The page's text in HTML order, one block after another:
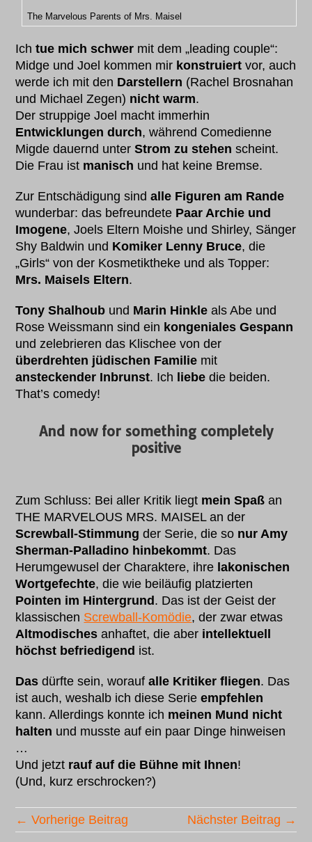
The Marvelous Parents of Mrs. Maisel
Ichtue mich schwer mit dem „leading couple“:
Midge und Joel kommen mir konstruiert vor, auch
werde ich mit den Darstellern (Rachel Brosnahan
und Michael Zegen) nicht warm.
Der struppige Joel macht immerhin
Entwicklungen durch, während Comedienne
Migde dauernd unterStrom zu stehen scheint.
Die Frau ist manisch und hat keine Bremse.
Zur Entschädigung sindalle Figuren am Rande
wunderbar: das befreundete Paar Archie und
Imogene, Joels Eltern Moishe und Shirley, Sänger
Shy Baldwin und Komiker Lenny Bruce, die
„Girls“ von der Kosmetiktheke und als Topper:
Mrs. Maisels Eltern.
Tony Shalhoub und Marin Hinkle als Abe und
Rose Weissmann sind ein kongeniales Gespann
und zelebrieren das Klischee von der
überdrehten jüdischen Familie mit
ansteckender Inbrunst. Ich liebe die beiden.
That’s comedy!
And now for something completely
positive
Zum Schluss: Bei aller Kritik liegt mein Spaß an
THE MARVELOUS MRS. MAISEL an der
Screwball-Stimmung der Serie, die so nur Amy
Sherman-Palladino hinbekommt. Das
Herumgewusel der Charaktere, ihre lakonischen
Wortgefechte, die wie beiläufig platzierten
Pointen im Hintergrund . Das ist der Geist der
klassischen Screwball-Komödie, der zwar etwas
Altmodisches anhaftet, die aber intellektuell
höchst befriedigend ist.
Das dürfte sein, woraufalle Kritiker fliegen. Das
ist auch, weshalb ich diese Serieempfehlen
kann. Allerdings konnte ich meinen Mund nicht
halten und musste auf ein paar Dinge hinweisen
…
Und jetzt rauf auf die Bühne mit Ihnen!
(Und, kurz erschrocken?)
← Vorherige Beitrag Nächster Beitrag →